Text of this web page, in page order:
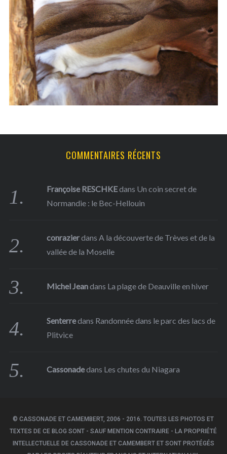
COMMENTAIRES RÉCENTS
Françoise RESCHKEdans Un coin secret de
Normandie : le Bec-Hellouin
conrazierdansA la découverte de Trèves et de la
vallée de la Moselle
Michel Jeandans La plage de Deauville en hiver
Senterredans Randonnée dans le parc des lacs de
Plitvice
Cassonadedans Les chutes du Niagara
© CASSONADE ET CAMEMBERT, 2006 - 2016. TOUTES LES PHOTOS ET
TEXTES DE CE BLOG SONT - SAUF MENTION CONTRAIRE - LA PROPRIÉTÉ
INTELLECTUELLE DE CASSONADE ET CAMEMBERT ET SONT PROTÉGÉS
h
f
o
r
: